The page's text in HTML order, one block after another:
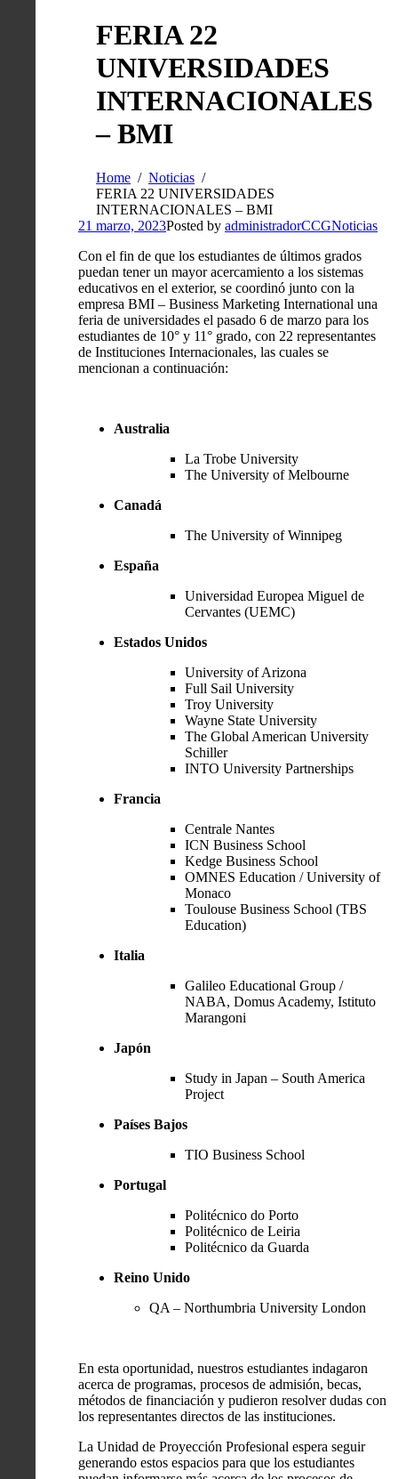
FERIA 22
UNIVERSIDADES
INTERNACIONALES
– BMI
Home
Noticias
FERIA 22 UNIVERSIDADES
INTERNACIONALES – BMI
21 marzo, 2023Posted by administradorCCGNoticias
Con el fin de que los estudiantes de últimos grados
puedan tener un mayor acercamiento a los sistemas
educativos en el exterior, se coordinó junto con la
empresa BMI – Business Marketing International una
feria de universidades el pasado 6 de marzo para los
estudiantes de 10° y 11° grado, con 22 representantes
de Instituciones Internacionales, las cuales se
mencionan a continuación:
Australia
La Trobe University
The University of Melbourne
Canadá
The University of Winnipeg
España
Universidad Europea Miguel de
Cervantes (UEMC)
Estados Unidos
University of Arizona
Full Sail University
Troy University
Wayne State University
The Global American University
Schiller
INTO University Partnerships
Francia
Centrale Nantes
ICN Business School
Kedge Business School
OMNES Education / University of
Monaco
Toulouse Business School (TBS
Education)
Italia
Galileo Educational Group /
NABA, Domus Academy, Istituto
Marangoni
Japón
Study in Japan – South America
Project
Países Bajos
TIO Business School
Portugal
Politécnico do Porto
Politécnico de Leiria
Politécnico da Guarda
Reino Unido
QA – Northumbria University London
En esta oportunidad, nuestros estudiantes indagaron
acerca de programas, procesos de admisión, becas,
métodos de financiación y pudieron resolver dudas con
los representantes directos de las instituciones.
La Unidad de Proyección Profesional espera seguir
generando estos espacios para que los estudiantes